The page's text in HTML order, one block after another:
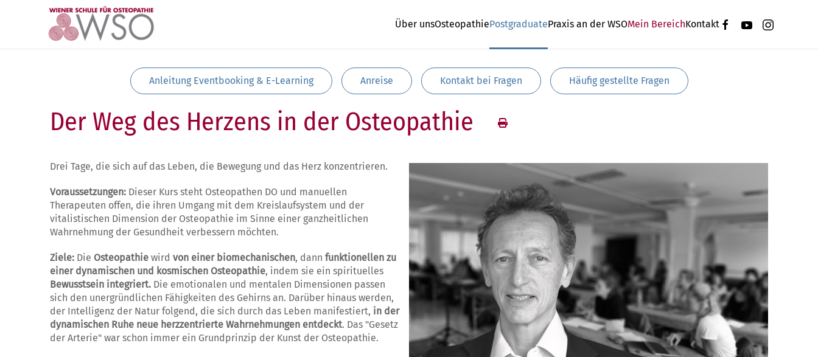
Zum Hauptinhalt springen
Über unsOsteopathiePostgraduatePraxis an der WSOMein BereichKontakt
Anleitung Eventbooking & E-Learning Anreise Kontakt bei Fragen Häufig gestellte Fragen
Der Weg des Herzens in der Osteopathie
Drei Tage, die sich auf das Leben, die Bewegung und das Herz konzentrieren.
Voraussetzungen: Dieser Kurs steht Osteopathen DO und manuellen
Therapeuten offen, die ihren Umgang mit dem Kreislaufsystem und der
vitalistischen Dimension der Osteopathie im Sinne einer ganzheitlichen
Wahrnehmung der Gesundheit verbessern möchten.
Ziele: Die Osteopathie wird von einer biomechanischen, dann funktionellen zu
einer dynamischen und kosmischen Osteopathie, indem sie ein spirituelles
Bewusstsein integriert. Die emotionalen und mentalen Dimensionen passen
sich den unergründlichen Fähigkeiten des Gehirns an. Darüber hinaus werden,
der Intelligenz der Natur folgend, die sich durch das Leben manifestiert, in der
dynamischen Ruhe neue herzzentrierte Wahrnehmungen entdeckt. Das "Gesetz
der Arterie" war schon immer ein Grundprinzip der Kunst der Osteopathie.